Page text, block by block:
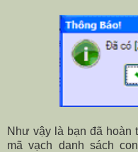
Như vậy là bạn đã hoàn
mã vạch danh sách